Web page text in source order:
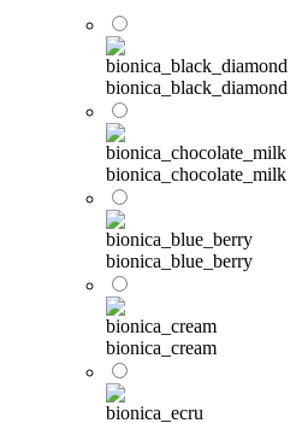
bionica_black_diamond
bionica_chocolate_milk
bionica_blue_berry
bionica_cream